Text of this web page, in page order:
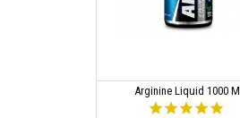
Arginine Liquid 1000 Ml